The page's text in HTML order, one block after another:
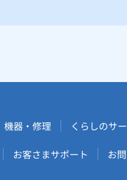
機器・修理 くらしのサ
お客さまサポート お